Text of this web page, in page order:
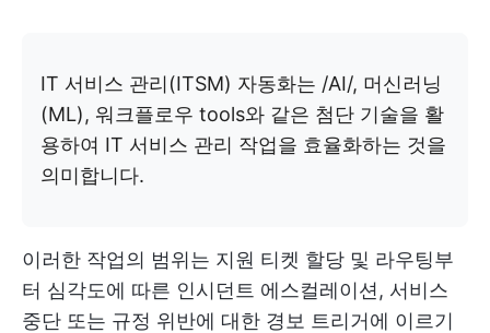
IT 서비스 관리(ITSM) 자동화는 /AI/, 머신러닝
(ML), 워크플로우 tools와 같은 첨단 기술을 활
용하여 IT 서비스 관리 작업을 효율화하는 것을
의미합니다.
이러한 작업의 범위는 지원 티켓 할당 및 라우팅부
터 심각도에 따른 인시던트 에스컬레이션, 서비스
중단 또는 규정 위반에 대한 경보 트리거에 이르기